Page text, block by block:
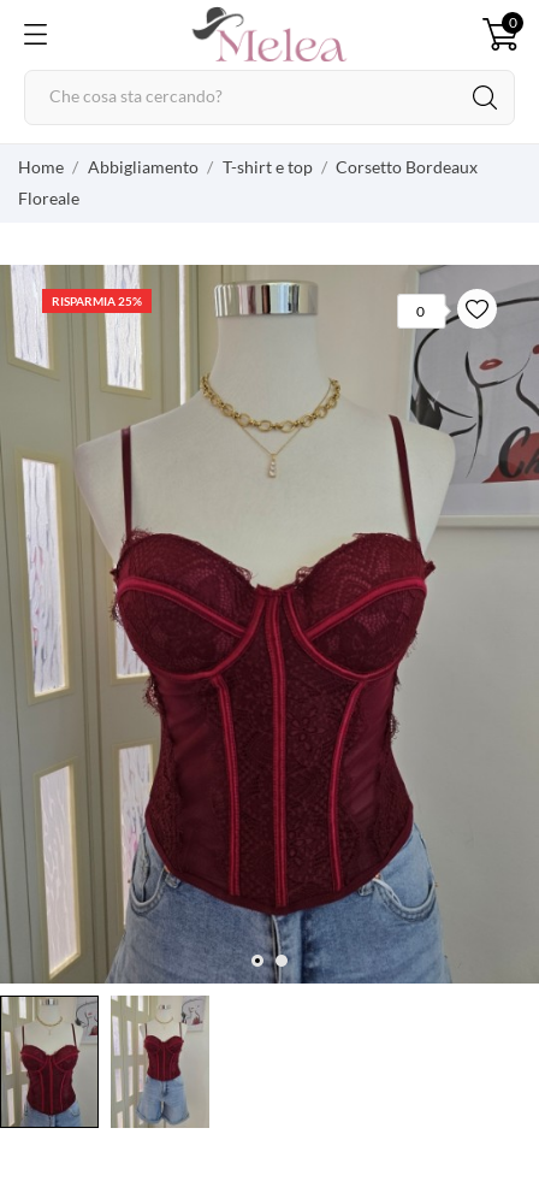
0
Home Abbigliamento T-shirt e top
Corsetto Bordeaux
Floreale
RISPARMIA 25%
0